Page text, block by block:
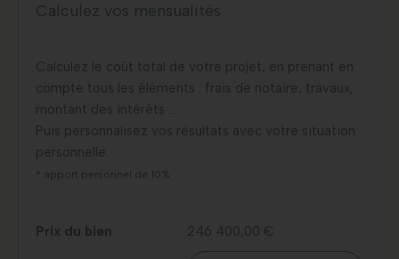
Calculez vos mensualités
Calculez le coût total de votre projet, en prenant en
compte tous les éléments : frais de notaire, travaux,
montant des intérêts …
Puis personnalisez vos résultats avec votre situation
personnelle.
* apport personnel de 10%
Prix du bien 246 400,00 €